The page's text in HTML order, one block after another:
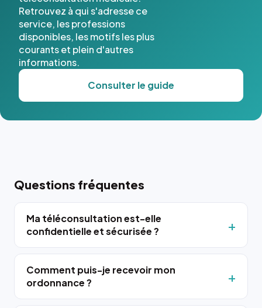
Retrouvez à qui s'adresse ce
service, les professions
disponibles, les motifs les plus
courants et plein d'autres
informations.
Consulter le guide
Questions fréquentes
Ma téléconsultation est-elle
confidentielle et sécurisée ?
Comment puis-je recevoir mon
ordonnance ?